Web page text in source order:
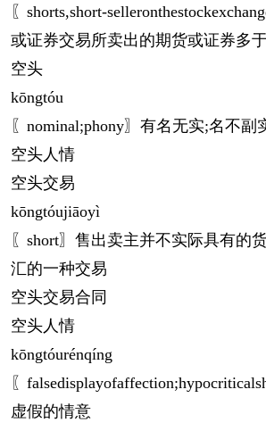
〖shorts,short-
或证券交易所卖出的期货或证券多
空头
kōngtóu
〖nominal;phony〗有名无实;名不副
空头人情
空头交易
kōngtóujiāoyì
〖short〗售出卖主并不实际具有的
汇的一种交易
空头交易合同
空头人情
kōngtóurénqíng
〖
虚假的情意